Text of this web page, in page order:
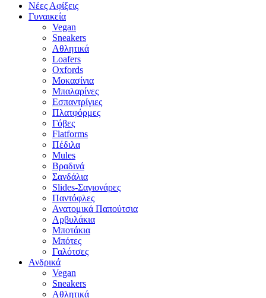
Νέες Αφίξεις
Γυναικεία
Vegan
Sneakers
Αθλητικά
Loafers
Oxfords
Μοκασίνια
Μπαλαρίνες
Εσπαντρίγιες
Πλατφόρμες
Γόβες
Flatforms
Πέδιλα
Mules
Βραδινά
Σανδάλια
Slides-Σαγιονάρες
Παντόφλες
Ανατομικά Παπούτσια
Αρβυλάκια
Μποτάκια
Μπότες
Γαλότσες
Ανδρικά
Vegan
Sneakers
Αθλητικά